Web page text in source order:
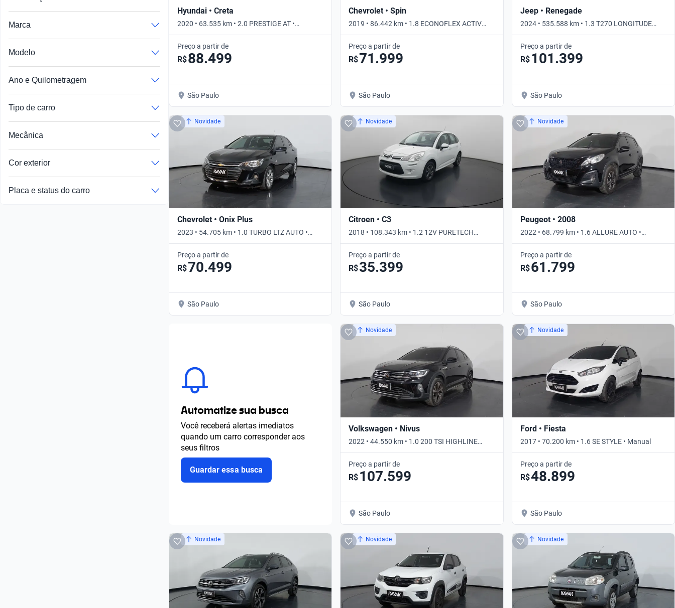
Marca
Modelo
Ano e Quilometragem
Tipo de carro
Mecânica
Cor exterior
Placa e status do carro
Hyundai • Creta
2020 • 63.535 km • 2.0 PRESTIGE AT •
Automático
Preço a partir de
R$88.499
São Paulo
Chevrolet • Spin
2019 • 86.442 km • 1.8 ECONOFLEX ACTIV
AUTO • Automático
Preço a partir de
R$71.999
São Paulo
Jeep • Renegade
2024 • 535.588 km • 1.3 T270 LONGITUDE
AUTO • Automático
Preço a partir de
R$ 101.399
São Paulo
Novidade
Chevrolet • Onix Plus
2023 • 54.705 km • 1.0 TURBO LTZ AUTO •
Automático
Preço a partir de
R$70.499
São Paulo
Novidade
Citroen • C3
2018 • 108.343 km • 1.2 12V PURETECH
ORIGINE • Manual
Preço a partir de
R$35.399
São Paulo
Novidade
Peugeot • 2008
2022 • 68.799 km • 1.6 ALLURE AUTO •
Automático
Preço a partir de
R$61.799
São Paulo
Automatize sua busca
Você receberá alertas imediatos
quando um carro corresponder aos
seus filtros
Guardar essa busca
Novidade
Volkswagen • Nivus
2022 • 44.550 km • 1.0 200 TSI HIGHLINE
AUTO • Automático
Preço a partir de
R$ 107.599
São Paulo
Novidade
Ford • Fiesta
2017 • 70.200 km • 1.6 SE STYLE • Manual
Preço a partir de
R$48.899
São Paulo
Novidade Novidade Novidade